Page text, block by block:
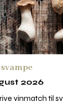
2026
vinmatch til